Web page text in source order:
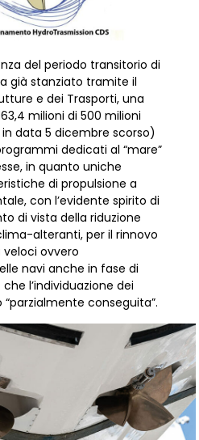
del periodo transitorio di
già stanziato tramite il
e dei Trasporti, una
milioni di 500 milioni
data 5 dicembre scorso)
dedicati al “mare”
in quanto uniche
di propulsione a
con l’evidente spirito di
di vista della riduzione
alteranti, per il rinnovo
ovvero
navi anche in fase di
l’individuazione dei
conseguita”.